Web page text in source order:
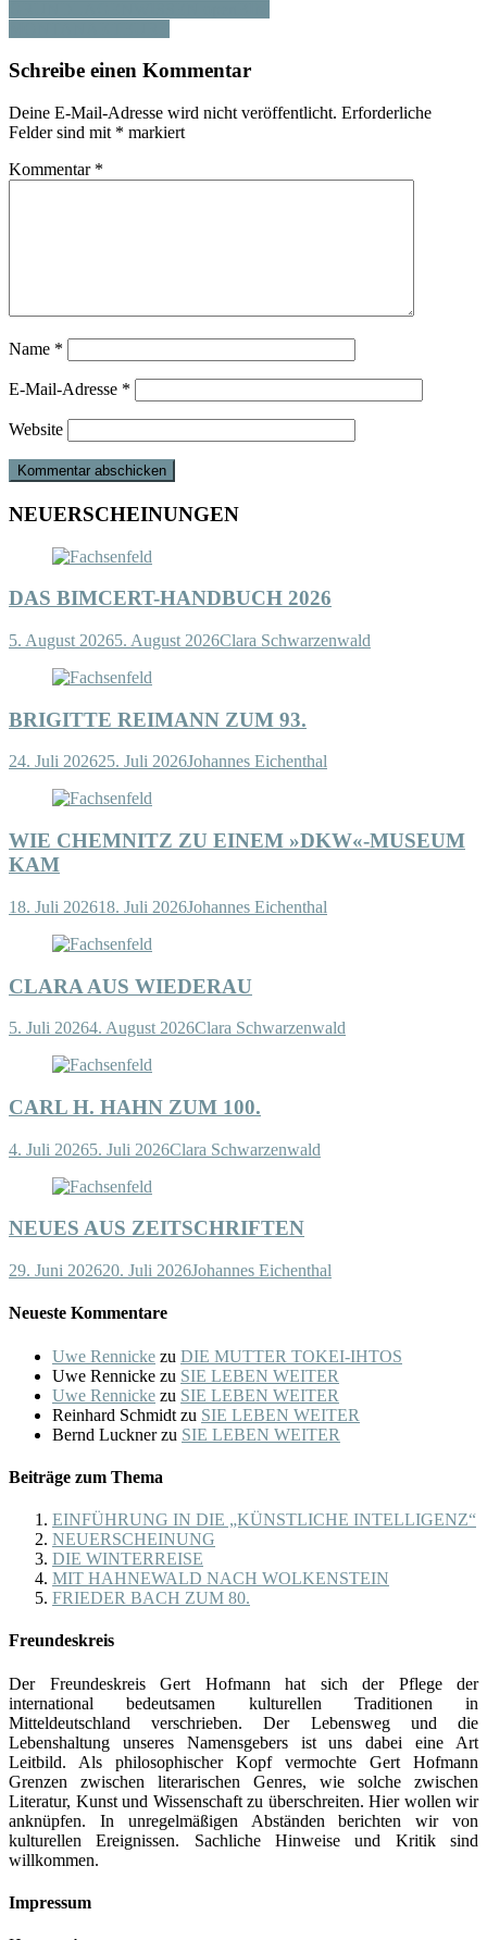
Schreibe einen Kommentar
Deine E-Mail-Adresse wird nicht veröffentlicht. Erforderliche
Felder sind mit * markiert
Kommentar *
Name *
E-Mail-Adresse *
Website
NEUERSCHEINUNGEN
DAS BIMCERT-HANDBUCH 2026
5. August 20265. August 2026Clara Schwarzenwald
BRIGITTE REIMANN ZUM 93.
24. Juli 202625. Juli 2026Johannes Eichenthal
WIE CHEMNITZ ZU EINEM »DKW«-MUSEUM
KAM
18. Juli 202618. Juli 2026Johannes Eichenthal
CLARA AUS WIEDERAU
5. Juli 20264. August 2026Clara Schwarzenwald
CARL H. HAHN ZUM 100.
4. Juli 20265. Juli 2026Clara Schwarzenwald
NEUES AUS ZEITSCHRIFTEN
29. Juni 202620. Juli 2026Johannes Eichenthal
Neueste Kommentare
Uwe Rennicke zu DIE MUTTER TOKEI-IHTOS
Uwe Rennicke zu SIE LEBEN WEITER
Uwe Rennicke zu SIE LEBEN WEITER
Reinhard Schmidt zu SIE LEBEN WEITER
Bernd Lucknerzu SIE LEBEN WEITER
Beiträge zum Thema
EINFÜHRUNG IN DIE „KÜNSTLICHE INTELLIGENZ“
NEUERSCHEINUNG
DIE WINTERREISE
MIT HAHNEWALD NACH WOLKENSTEIN
FRIEDER BACH ZUM 80.
Freundeskreis
Der Freundeskreis Gert Hofmann hat sich der Pflege der
international bedeutsamen kulturellen Traditionen in
Mitteldeutschland verschrieben. Der Lebensweg und die
Lebenshaltung unseres Namensgebers ist uns dabei eine Art
Leitbild. Als philosophischer Kopf vermochte Gert Hofmann
Grenzen zwischen literarischen Genres, wie solche zwischen
Literatur, Kunst und Wissenschaft zu überschreiten. Hier wollen wir
anknüpfen. In unregelmäßigen Abständen berichten wir von
kulturellen Ereignissen. Sachliche Hinweise und Kritik sind
willkommen.
Impressum